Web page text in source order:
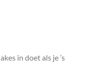
in doet als je ’s